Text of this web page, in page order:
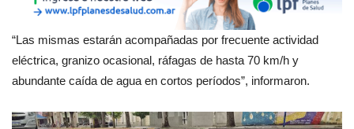
“Las mismas estarán acompañadas por frecuente actividad
eléctrica, granizo ocasional, ráfagas de hasta 70 km/h y
abundante caída de agua en cortos períodos”, informaron.